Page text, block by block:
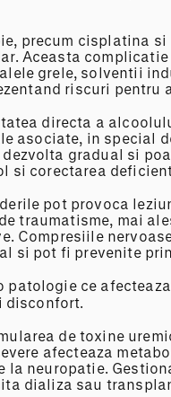
precum cisplatina
Aceasta
grele, solventii
riscuri pentru
directa a
asociate, in special
dezvolta gradual si
si corectarea
pot provoca
traumatisme, mai
Compresiile
si pot fi prevenite
patologie ce
disconfort.
de toxine
afecteaza
neuropatie.
dializa sau